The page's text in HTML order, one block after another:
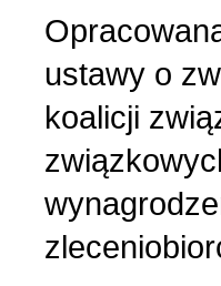
ustawy o
koalicji